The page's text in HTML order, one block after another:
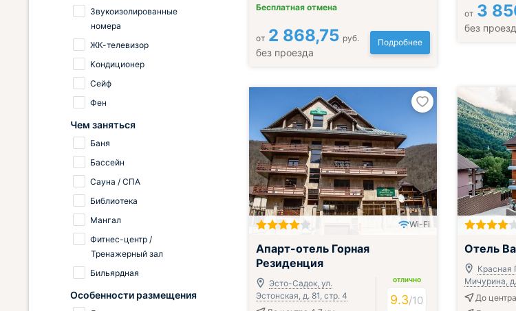
Бесплатная отмена
от 2 868,75 руб.
без проезда
Подробнее
от 3
без
Wi-Fi
Апарт-отель Горная
Резиденция
Эсто-Садок, ул.
Эстонская, д. 81, стр. 4
ОТЛИЧНО
9.3/10
Включён
Отель
Красная
Мичурина,
До
Звукоизолированные
номера
ЖК-телевизор
Кондиционер
Сейф
Фен
Чем заняться
Баня
Бассейн
Сауна / СПА
Библиотека
Мангал
Фитнес-центр /
Тренажерный зал
Бильярдная
Особенности размещения